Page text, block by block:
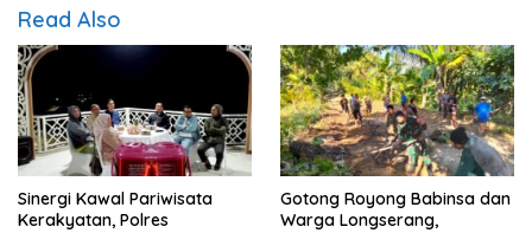
Read Also
Sinergi Kawal Pariwisata
Kerakyatan, Polres
Gotong Royong Babinsa dan
Warga Longserang,